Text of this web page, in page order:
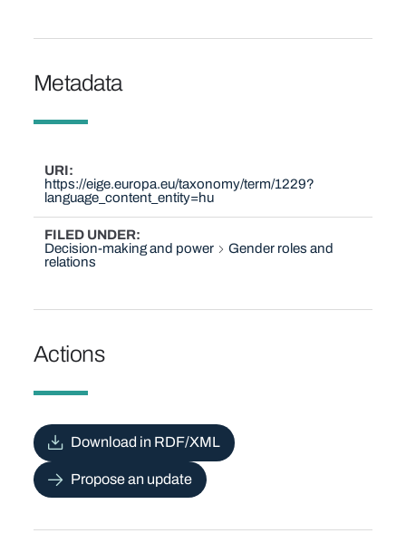
Metadata
URI
https://eige.europa.eu/taxonomy/term/1229?
language_content_entity=hu
FILED UNDER
Decision-making and power
Gender roles and
relations
Actions
Download in RDF/XML
Propose an update